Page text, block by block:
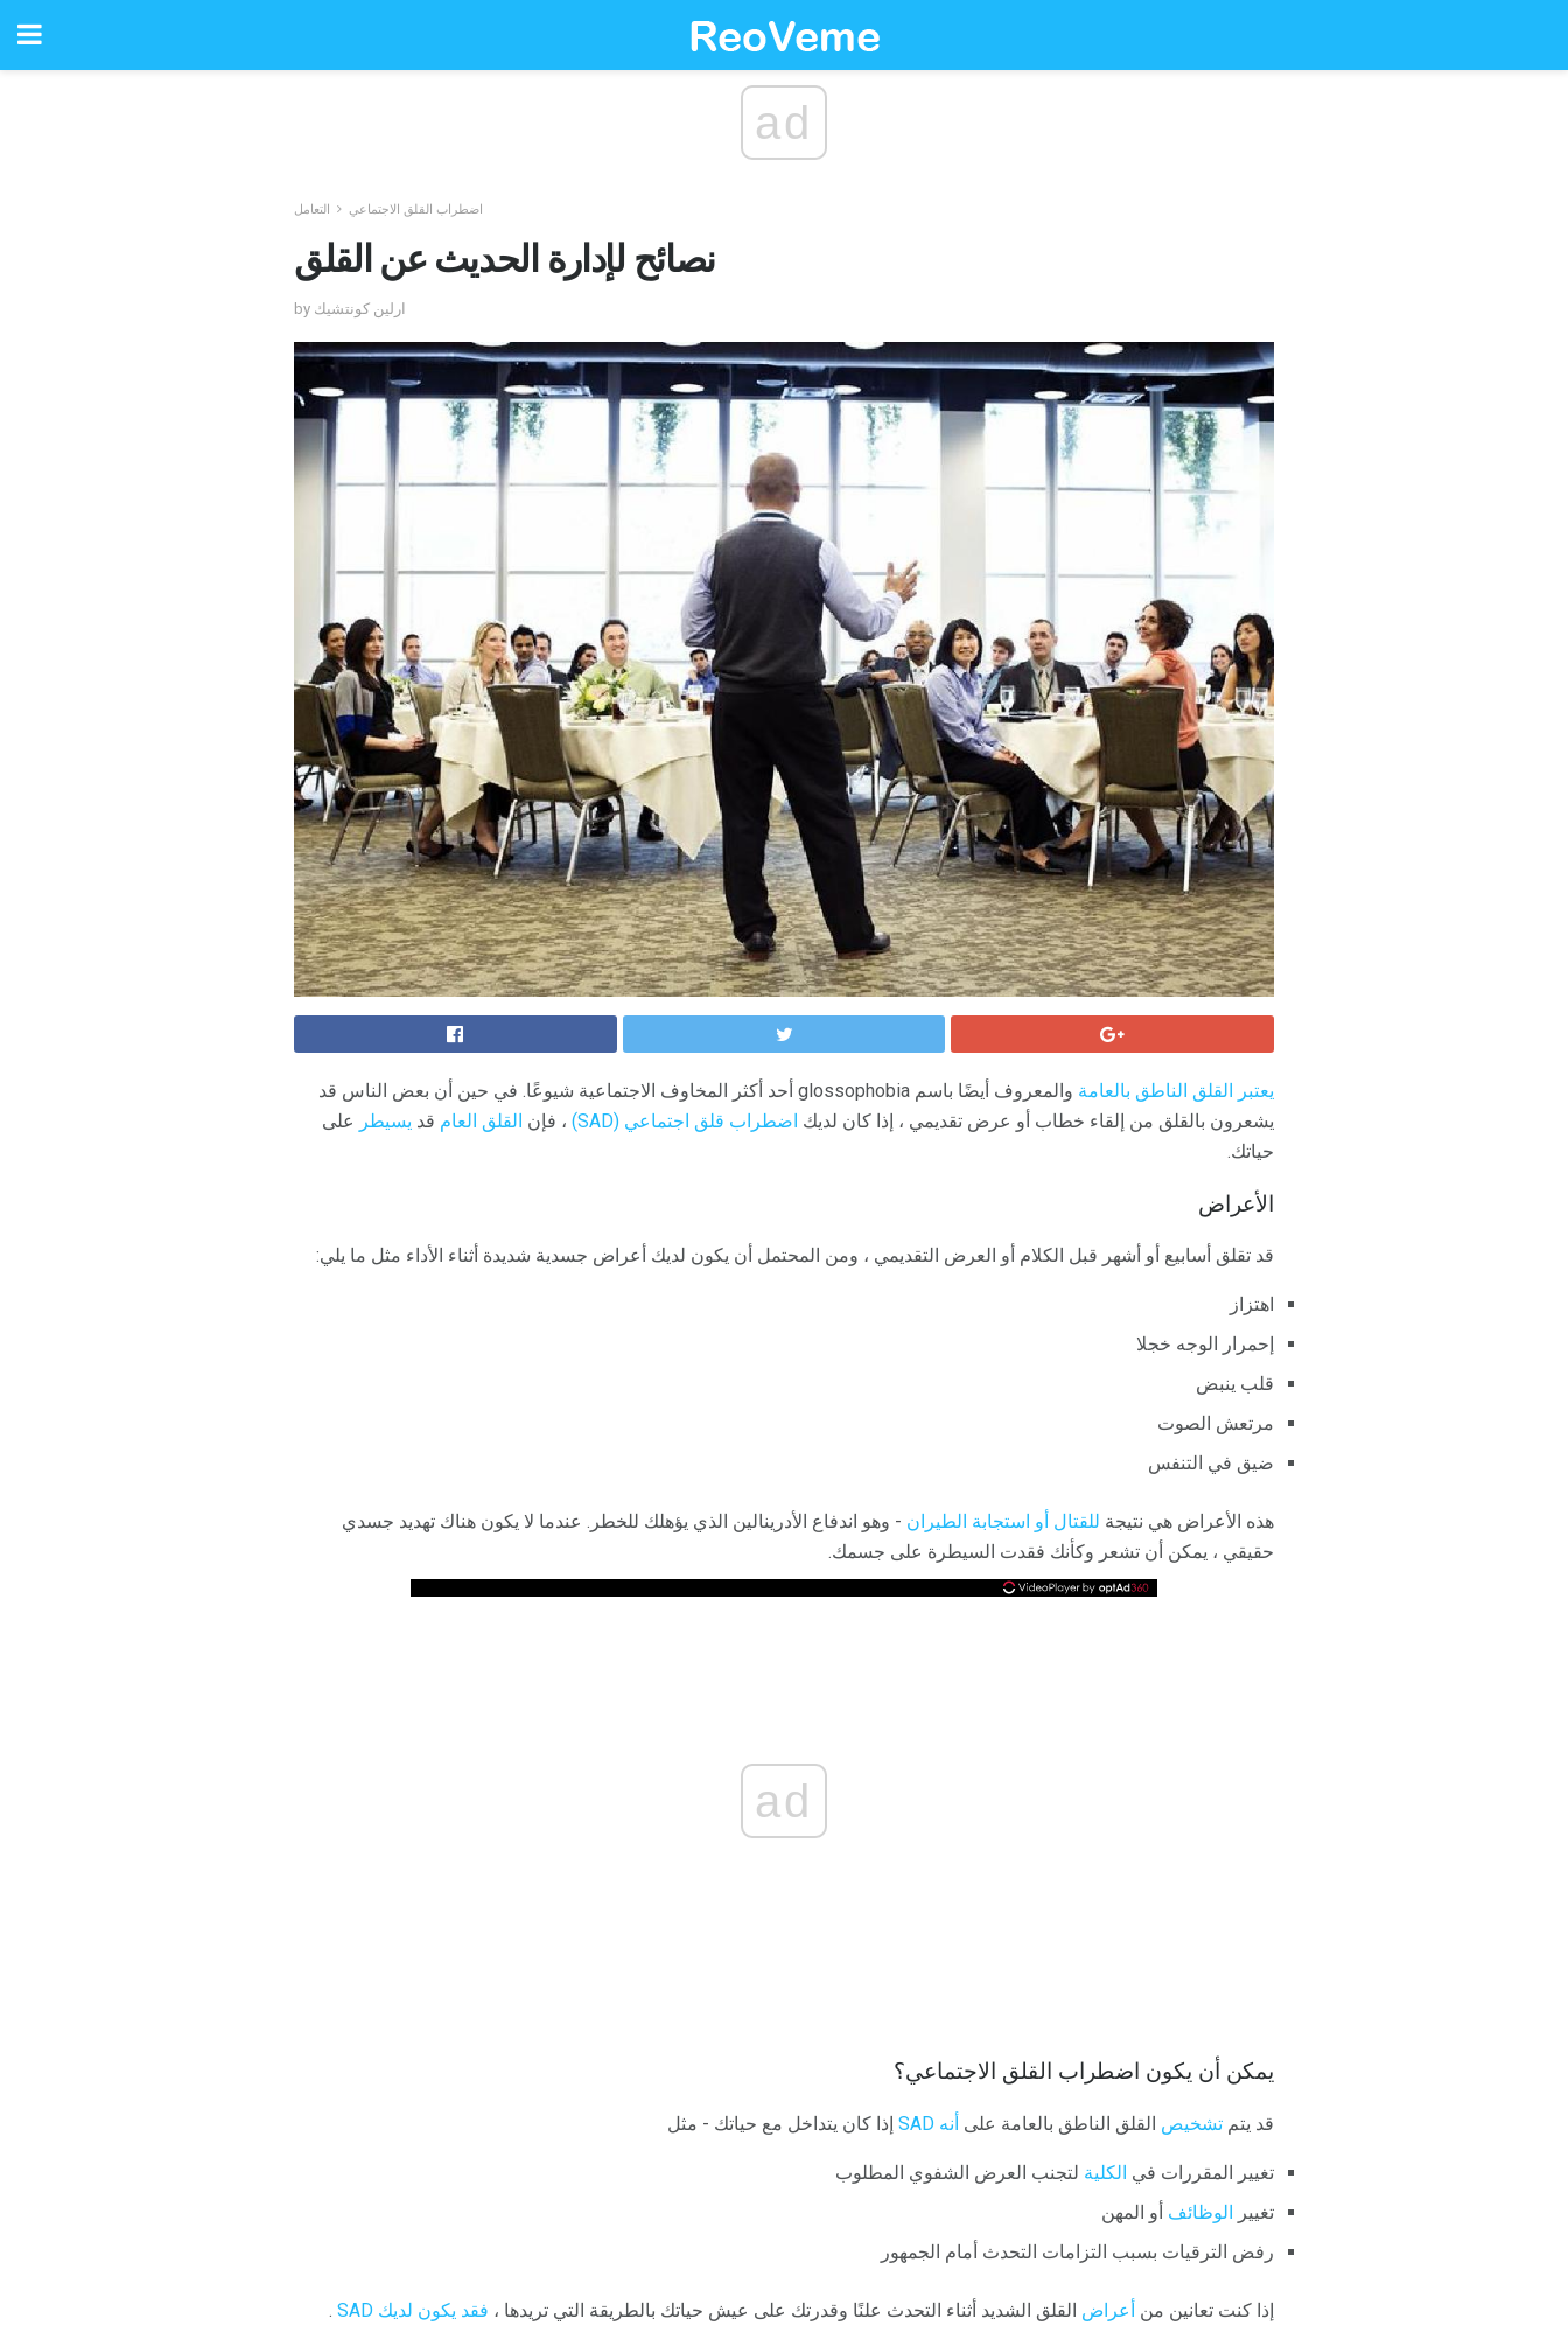
ad
اضطراب القلق الاجتماعي التعامل
نصائح لإدارة الحديث عن القلق
by ارلين كونتشيك
يعتبر القلق الناطق بالعامة
والمعروف أيضًا باسم glossophobia أحد أكثر المخاوف الاجتماعية شيوعًا. في حين أن بعض الناس قد
يشعرون بالقلق من إلقاء خطاب أو عرض تقديمي ، إذا كان لديك اضطراب قلق اجتماعي (SAD) ، فإن القلق العام قد يسيطر على
حياتك.
الأعراض
قد تقلق أسابيع أو أشهر قبل الكلام أو العرض التقديمي ، ومن المحتمل أن يكون لديك أعراض جسدية شديدة أثناء الأداء مثل ما يلي:
اهتزاز
إحمرار الوجه خجلا
قلب ينبض
مرتعش الصوت
ضيق في التنفس
هذه الأعراض هي نتيجة للقتال أو استجابة الطيران - وهو اندفاع الأدرينالين الذي يؤهلك للخطر. عندما لا يكون هناك تهديد جسدي
حقيقي ، يمكن أن تشعر وكأنك فقدت السيطرة على جسمك.
ad
يمكن أن يكون اضطراب القلق الاجتماعي؟
قد يتم تشخيص القلق الناطق بالعامة على أنه SAD إذا كان يتداخل مع حياتك - مثل
تغيير المقررات في الكلية لتجنب العرض الشفوي المطلوب
تغيير الوظائف أو المهن
رفض الترقيات بسبب التزامات التحدث أمام الجمهور
إذا كنت تعانين من أعراض القلق الشديد أثناء التحدث علنًا وقدرتك على عيش حياتك بالطريقة التي تريدها ، فقد يكون لديك SAD .